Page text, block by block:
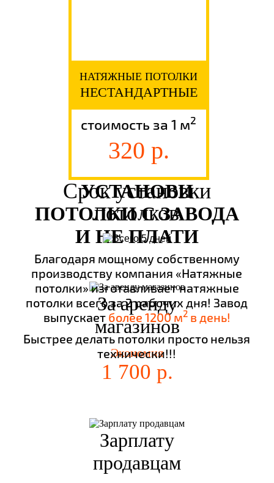
НАТЯЖНЫЕ ПОТОЛКИ
НЕСТАНДАРТНЫЕ
стоимость за 1 м2
320 р.
Срок установки
потолков
Благодаря мощному собственному
производству компания «Натяжные
потолки» изготавливает натяжные
потолки всего за 2 рабочих дня! Завод
выпускает более 1200 м2в день!
Быстрее делать потолки просто нельзя
технически!!!
УСТАНОВИ
ПОТОЛКИ С ЗАВОДА
И НЕ ПЛАТИ
За аренду
магазинов
Экономия
1 700 р.
Зарплату
продавцам